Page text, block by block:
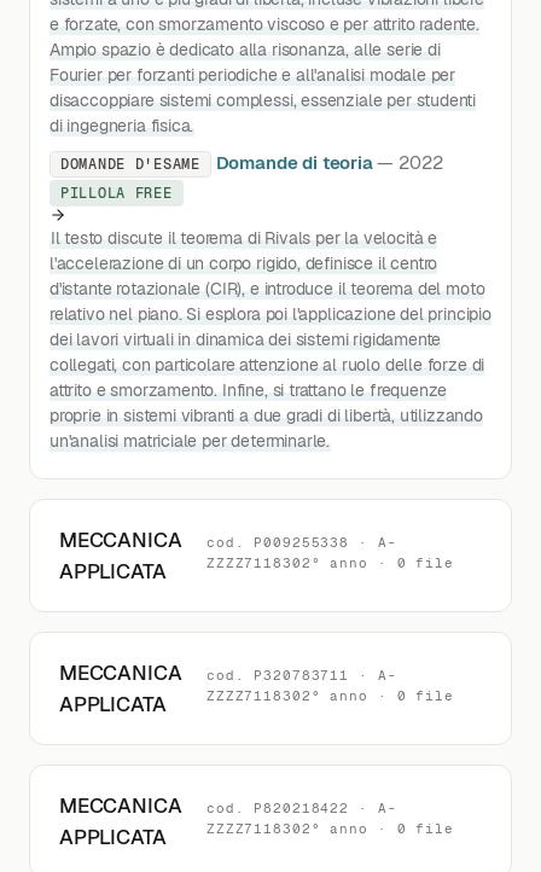
e forzate, con smorzamento viscoso e per attrito radente.
Ampio spazio è dedicato alla risonanza, alle serie di
Fourier per forzanti periodiche e all'analisi modale per
disaccoppiare sistemi complessi, essenziale per studenti
di ingegneria fisica.
DOMANDE D'ESAME Domande di teoria — 2022
PILLOLA FREE
Il testo discute il teorema di Rivals per la velocità e
l'accelerazione di un corpo rigido, definisce il centro
d'istante rotazionale (CIR), e introduce il teorema del moto
relativo nel piano. Si esplora poi l'applicazione del principio
dei lavori virtuali in dinamica dei sistemi rigidamente
collegati, con particolare attenzione al ruolo delle forze di
attrito e smorzamento. Infine, si trattano le frequenze
proprie in sistemi vibranti a due gradi di libertà, utilizzando
un'analisi matriciale per determinarle.
MECCANICA
APPLICATA
cod. P009255338 · A-
ZZZZ7118302° anno · 0 file
MECCANICA
APPLICATA
cod. P320783711 · A-
ZZZZ7118302° anno · 0 file
MECCANICA
APPLICATA
cod. P820218422 · A-
ZZZZ7118302° anno · 0 file